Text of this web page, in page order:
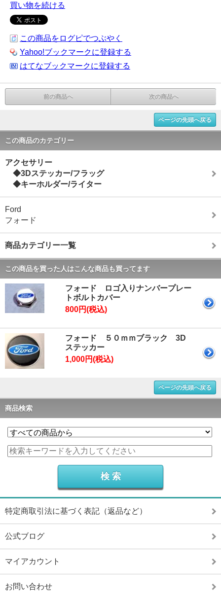
買い物を続ける
この商品をログピでつぶやく
Yahoo!ブックマークに登録する
はてなブックマークに登録する
前の商品へ 次の商品へ
ページの先頭へ戻る
この商品のカテゴリー
アクセサリー
◆3Dステッカー/フラッグ
◆キーホルダー/ライター
Ford
フォード
商品カテゴリー一覧
この商品を買った人はこんな商品も買ってます
フォード ロゴ入りナンバープレー
トボルトカバー
800円(税込)
フォード ５０ｍｍブラック 3D
ステッカー
1,000円(税込)
ページの先頭へ戻る
商品検索
特定商取引法に基づく表記（返品など）
公式ブログ
マイアカウント
お問い合わせ